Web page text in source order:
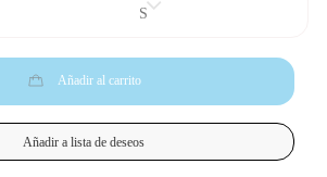
Añadir al carrito
Añadir a lista de deseos